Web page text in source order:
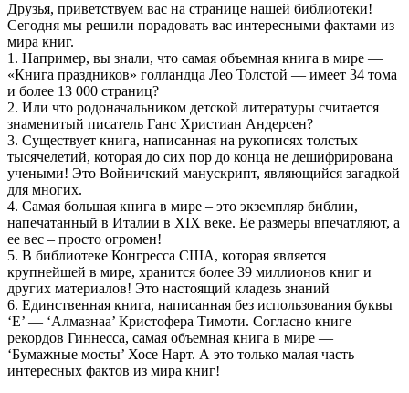
Друзья, приветствуем вас на странице нашей библиотеки!
Сегодня мы решили порадовать вас интересными фактами из
мира книг.
1. Например, вы знали, что самая объемная книга в мире —
«Книга праздников» голландца Лео Толстой — имеет 34 тома
и более 13 000 страниц?
2. Или что родоначальником детской литературы считается
знаменитый писатель Ганс Христиан Андерсен?
3. Существует книга, написанная на рукописях толстых
тысячелетий, которая до сих пор до конца не дешифрирована
учеными! Это Войничский манускрипт, являющийся загадкой
для многих.
4. Самая большая книга в мире – это экземпляр библии,
напечатанный в Италии в XIX веке. Ее размеры впечатляют, а
ее вес – просто огромен!
5. В библиотеке Конгресса США, которая является
крупнейшей в мире, хранится более 39 миллионов книг и
других материалов! Это настоящий кладезь знаний
6. Единственная книга, написанная без использования буквы
‘Е’ — ‘Алмазнаа’ Кристофера Тимоти. Согласно книге
рекордов Гиннесса, самая объемная книга в мире —
‘Бумажные мосты’ Хосе Нарт. А это только малая часть
интересных фактов из мира книг!